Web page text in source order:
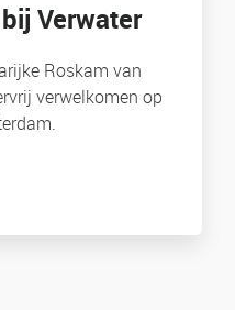
Verwater
Roskam van
verwelkomen op